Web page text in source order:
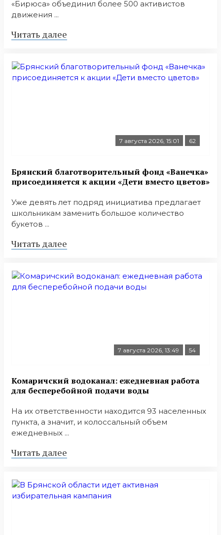
«Бирюса» объединил более 500 активистов
движения ...
Читать далее
7 августа 2026, 15:01 62
Брянский благотворительный фонд «Ванечка»
присоединяется к акции «Дети вместо цветов»
Уже девять лет подряд инициатива предлагает
школьникам заменить большое количество
букетов ...
Читать далее
7 августа 2026, 13:49 54
Комаричский водоканал: ежедневная работа
для бесперебойной подачи воды
На их ответственности находится 93 населенных
пункта, а значит, и колоссальный объем
ежедневных ...
Читать далее